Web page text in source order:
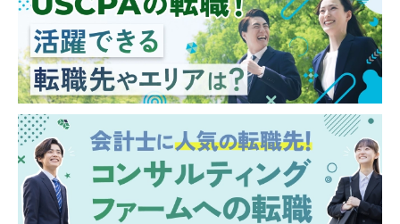
※6ヶ月～1年程度のプロジェクトをチームで
担当。経験豊富な経営陣や専門家と連携し、
若手でも多様な業務に挑戦可能です。